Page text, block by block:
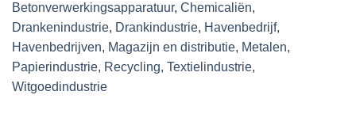
Betonverwerkingsapparatuur, Chemicaliën,
Drankenindustrie, Drankindustrie, Havenbedrijf,
Havenbedrijven, Magazijn en distributie, Metalen,
Papierindustrie, Recycling, Textielindustrie,
Witgoedindustrie